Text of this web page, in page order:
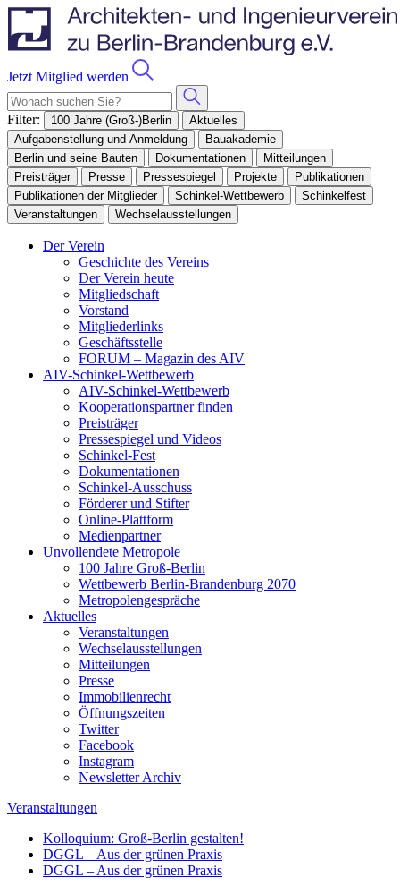
Jetzt Mitglied werden
Filter: 100 Jahre (Groß-)Berlin
Aktuelles
Aufgabenstellung und Anmeldung
Bauakademie
Berlin und seine Bauten
Dokumentationen
Mitteilungen
Preisträger
Presse Pressespiegel Projekte
Publikationen
Publikationen der Mitglieder
Schinkel-Wettbewerb
Schinkelfest
Veranstaltungen
Wechselausstellungen
Der Verein
Geschichte des Vereins
Der Verein heute
Mitgliedschaft
Vorstand
Mitgliederlinks
Geschäftsstelle
FORUM – Magazin des AIV
AIV-Schinkel-Wettbewerb
AIV-Schinkel-Wettbewerb
Kooperationspartner finden
Preisträger
Pressespiegel und Videos
Schinkel-Fest
Dokumentationen
Schinkel-Ausschuss
Förderer und Stifter
Online-Plattform
Medienpartner
Unvollendete Metropole
100 Jahre Groß-Berlin
Wettbewerb Berlin-Brandenburg 2070
Metropolengespräche
Aktuelles
Veranstaltungen
Wechselausstellungen
Mitteilungen
Presse
Immobilienrecht
Öffnungszeiten
Twitter
Facebook
Instagram
Newsletter Archiv
Veranstaltungen
Kolloquium: Groß-Berlin gestalten!
DGGL – Aus der grünen Praxis
DGGL – Aus der grünen Praxis